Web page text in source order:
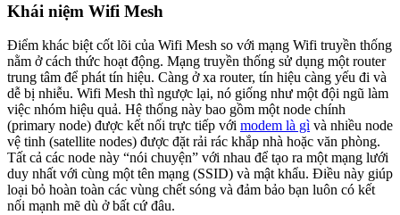
Khái niệm Wifi Mesh
Điểm khác biệt cốt lõi của Wifi Mesh so với mạng Wifi truyền thống
nằm ở cách thức hoạt động. Mạng truyền thống sử dụng một router
trung tâm để phát tín hiệu. Càng ở xa router, tín hiệu càng yếu đi và
dễ bị nhiễu. Wifi Mesh thì ngược lại, nó giống như một đội ngũ làm
việc nhóm hiệu quả. Hệ thống này bao gồm một node chính
(primary node) được kết nối trực tiếp với modem là gì và nhiều node
vệ tinh (satellite nodes) được đặt rải rác khắp nhà hoặc văn phòng.
Tất cả các node này “nói chuyện” với nhau để tạo ra một mạng lưới
duy nhất với cùng một tên mạng (SSID) và mật khẩu. Điều này giúp
loại bỏ hoàn toàn các vùng chết sóng và đảm bảo bạn luôn có kết
nối mạnh mẽ dù ở bất cứ đâu.